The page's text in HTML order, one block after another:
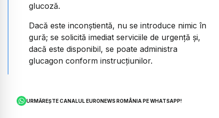
glucoză.
Dacă este inconștientă, nu se introduce nimic în
gură; se solicită imediat serviciile de urgență și,
dacă este disponibil, se poate administra
glucagon conform instrucțiunilor.
URMĂREȘTE CANALUL EURONEWS ROMÂNIA PE WHATSAPP!